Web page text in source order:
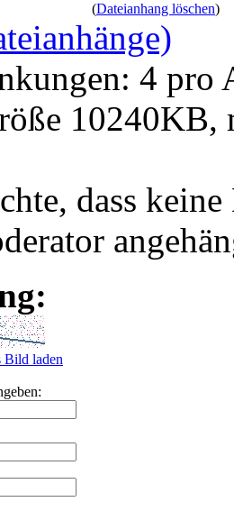
(Dateianhang löschen)
4 pro
dass
Bild laden